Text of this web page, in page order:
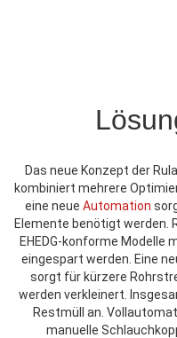
Das neue Konzept der
kombiniert mehrere
eine neue Automation
Elemente benötigt werden.
EHEDG-konforme Modelle
eingespart werden. Eine
sorgt für kürzere
werden verkleinert.
Restmüll an.
manuelle